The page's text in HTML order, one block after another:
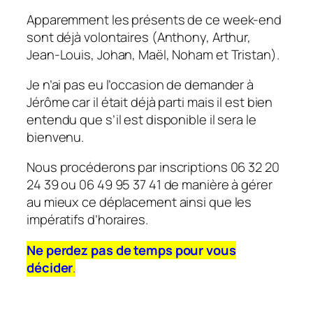
Apparemment les présents de ce week-end
sont déjà volontaires (Anthony, Arthur,
Jean-Louis, Johan, Maël, Noham et Tristan).
Je n’ai pas eu l’occasion de demander à
Jérôme car il était déjà parti mais il est bien
entendu que s’il est disponible il sera le
bienvenu.
Nous procéderons par inscriptions 06 32 20
24 39 ou 06 49 95 37 41 de manière à gérer
au mieux ce déplacement ainsi que les
impératifs d’horaires.
Ne perdez pas de temps pour vous
décider.